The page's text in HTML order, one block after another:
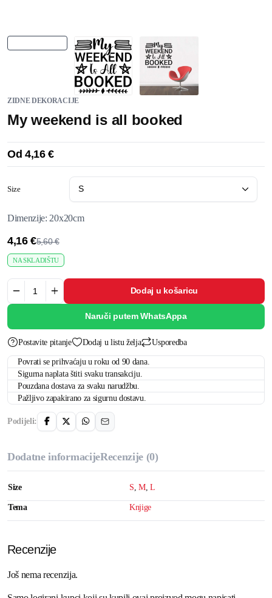
ZIDNE DEKORACIJE
My weekend is all booked
Od 4,16€
Size
Dimenzije: 20x20cm
5,60€
4,16€
NA SKLADIŠTU
Dodaj u košaricu
Naruči putem WhatsAppa
Postavite pitanje Dodaj u listu želja Usporedba
Povrati se prihvaćaju u roku od 90 dana.
Sigurna naplata štiti svaku transakciju.
Pouzdana dostava za svaku narudžbu.
Pažljivo zapakirano za sigurnu dostavu.
Podijeli:
Dodatne informacijeRecenzije (0)
Size S ,M,L
Tema Knjige
Recenzije
Još nema recenzija.